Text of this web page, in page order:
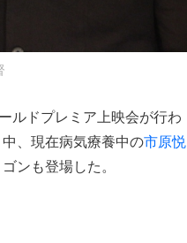
ルドプレミア上映会が行わ
、現在病気療養中の市原悦
ンも登場した。